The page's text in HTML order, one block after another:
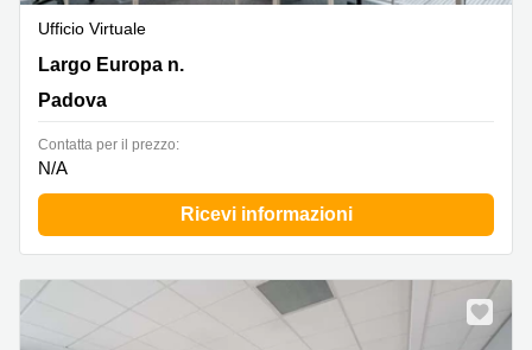
Ufficio Virtuale
Largo Europa n. 20, Padova
Largo Europa n.
Padova
Сontatta per il prezzo:
N/A
Ricevi informazioni